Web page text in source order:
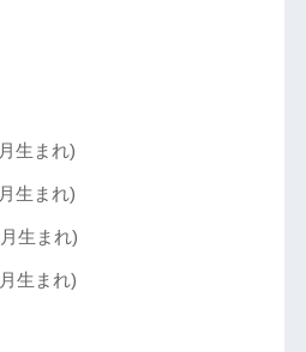
生まれ)
生まれ)
生まれ)
生まれ)